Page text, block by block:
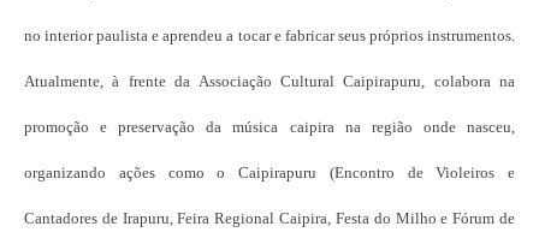
no interior paulista e aprendeu a tocar e fabricar seus próprios instrumentos.
Atualmente, à frente da Associação Cultural Caipirapuru, colabora na
promoção e preservação da música caipira na região onde nasceu,
organizando ações como o Caipirapuru (Encontro de Violeiros e
Cantadores de Irapuru, Feira Regional Caipira, Festa do Milho e Fórum de